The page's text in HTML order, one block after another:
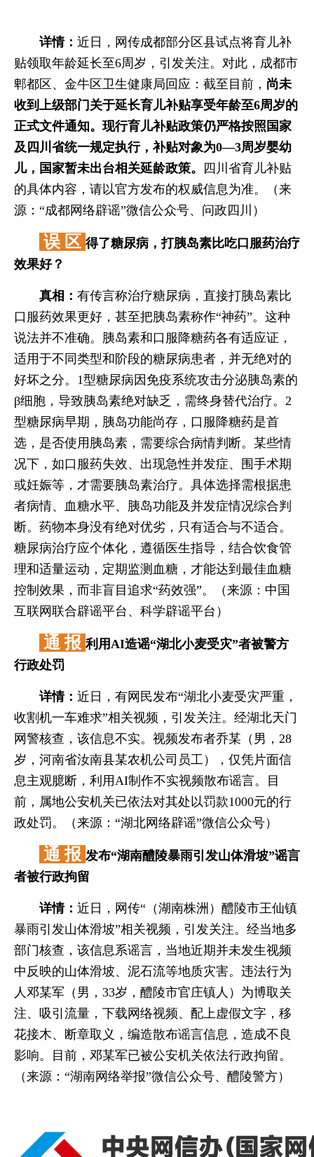
详情： 近日，网传成都部分区县试点将育儿补
贴领取年龄延长至6周岁，引发关注。对此，成都市
郫都区、金牛区卫生健康局回应：截至目前， 尚未
收到上级部门关于延长育儿补贴享受年龄至6周岁的
正式文件通知。现行育儿补贴政策仍严格按照国家
及四川省统一规定执行，补贴对象为0—3周岁婴幼
儿，国家暂未出台相关延龄政策。
四川省育儿补贴
的具体内容，请以官方发布的权威信息为准。（来
源：“成都网络辟谣”微信公众号、问政四川）
误 区 得了糖尿病，打胰岛素比吃口服药治疗
效果好？
真相： 有传言称治疗糖尿病，直接打胰岛素比
口服药效果更好，甚至把胰岛素称作“神药”。这种
说法并不准确。胰岛素和口服降糖药各有适应证，
适用于不同类型和阶段的糖尿病患者，并无绝对的
好坏之分。1型糖尿病因免疫系统攻击分泌胰岛素的
β细胞，导致胰岛素绝对缺乏，需终身替代治疗。2
型糖尿病早期，胰岛功能尚存，口服降糖药是首
选，是否使用胰岛素，需要综合病情判断。某些情
况下，如口服药失效、出现急性并发症、围手术期
或妊娠等，才需要胰岛素治疗。具体选择需根据患
者病情、血糖水平、胰岛功能及并发症情况综合判
断。药物本身没有绝对优劣，只有适合与不适合。
糖尿病治疗应个体化，遵循医生指导，结合饮食管
理和适量运动，定期监测血糖，才能达到最佳血糖
控制效果，而非盲目追求“药效强”。（来源：中国
互联网联合辟谣平台、科学辟谣平台）
通 报 利用AI造谣“湖北小麦受灾”者被警方
行政处罚
详情： 近日，有网民发布“湖北小麦受灾严重，
收割机一车难求”相关视频，引发关注。经湖北天门
网警核查，该信息不实。视频发布者乔某（男，28
岁，河南省汝南县某农机公司员工），仅凭片面信
息主观臆断，利用AI制作不实视频散布谣言。目
前，属地公安机关已依法对其处以罚款1000元的行
政处罚。（来源：“湖北网络辟谣”微信公众号）
通 报 发布“湖南醴陵暴雨引发山体滑坡”谣言
者被行政拘留
详情： 近日，网传“（湖南株洲）醴陵市王仙镇
暴雨引发山体滑坡”相关视频，引发关注。经当地多
部门核查，该信息系谣言，当地近期并未发生视频
中反映的山体滑坡、泥石流等地质灾害。违法行为
人邓某军（男，33岁，醴陵市官庄镇人）为博取关
注、吸引流量，下载网络视频、配上虚假文字，移
花接木、断章取义，编造散布谣言信息，造成不良
影响。目前，邓某军已被公安机关依法行政拘留。
（来源：“湖南网络举报”微信公众号、醴陵警方）